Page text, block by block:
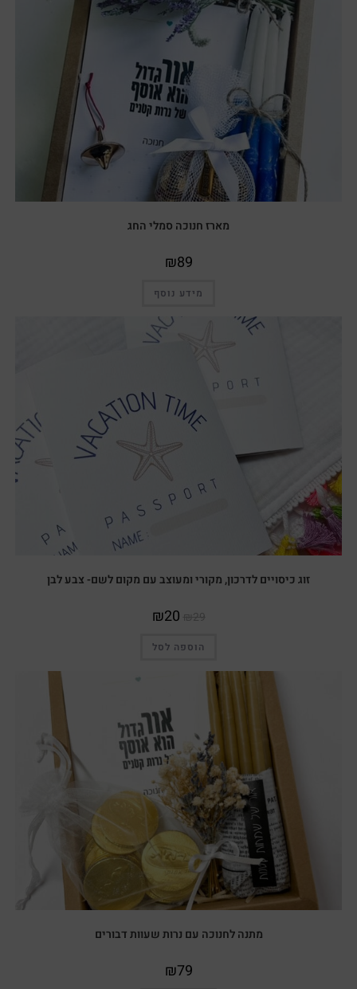
מארז חנוכה סמלי החג
₪89
מידע נוסף
זוג כיסויים לדרכון, מקורי ומעוצב עם מקום לשם- צבע לבן
₪20
הוספה לסל
מתנה לחנוכה עם נרות שעוות דבורים
₪79